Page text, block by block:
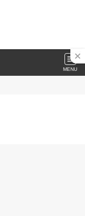
MENU